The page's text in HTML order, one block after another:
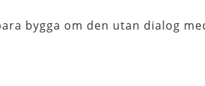
bygga om den utan dialog